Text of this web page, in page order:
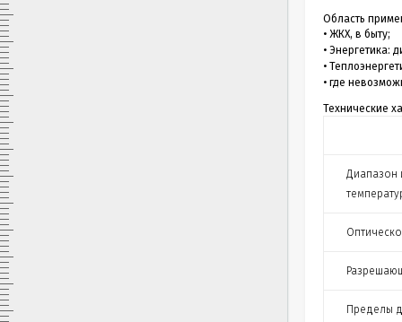
Область
• ЖКХ, в быту;
• Энергетика:
•
• где
Технические
Диапазон
Пределы